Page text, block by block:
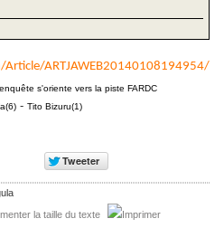
ARTJAWEB20140108194954/
s'oriente vers la piste FARDC
- Tito Bizuru(1)